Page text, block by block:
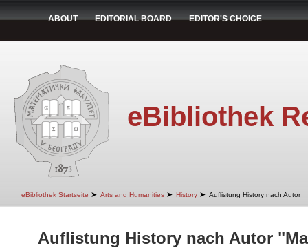
ABOUT EDITORIAL BOARD EDITOR'S CHOICE
eBibliothek
eBibliothek Startseite ➤ Arts and Humanities ➤ History ➤ Auflistung History nach Autor
Auflistung History nach Autor